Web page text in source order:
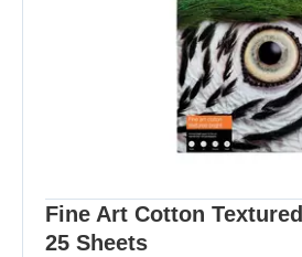
Fine Art Cotton
25 Sheets